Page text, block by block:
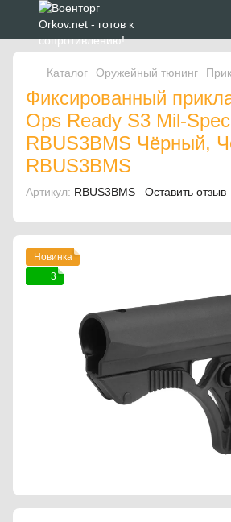
Каталог Оружейный тюнинг
Фиксированный
Ops Ready S3 Mil-
RBUS3BMS Чёрный,
RBUS3BMS
Артикул: RBUS3BMS Оставить отзыв
Новинка
3